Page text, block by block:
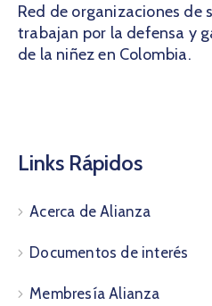
Red de organizaciones de
trabajan por la defensa y
de la niñez en Colombia.
Links Rápidos
Acerca de Alianza
Documentos de interés
Membresía Alianza